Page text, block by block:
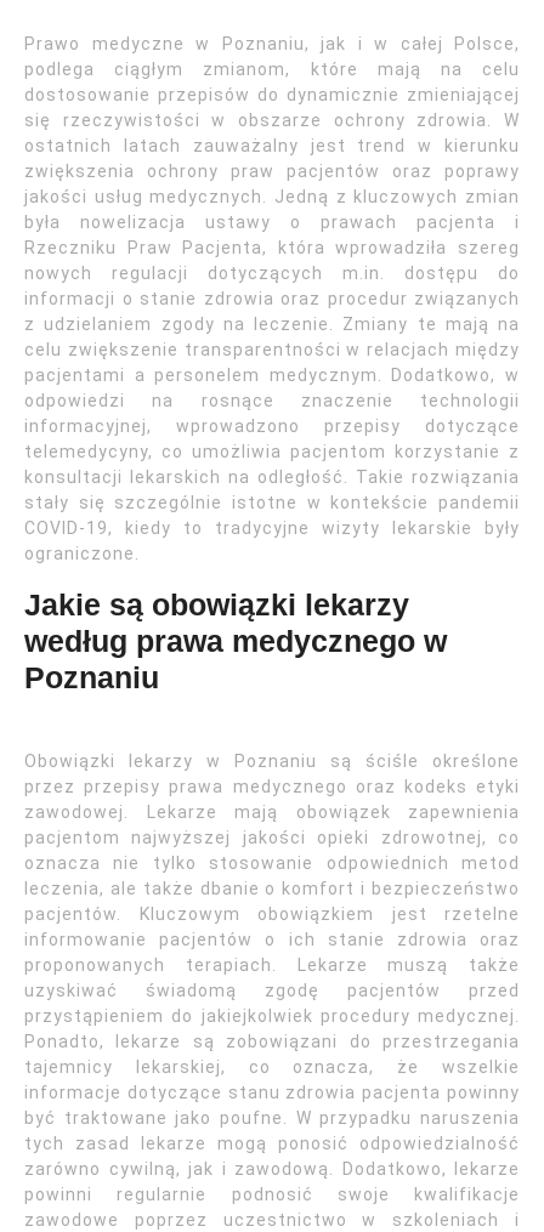
Prawo medyczne w Poznaniu, jak i w całej Polsce,
podlega ciągłym zmianom, które mają na celu
dostosowanie przepisów do dynamicznie zmieniającej
się rzeczywistości w obszarze ochrony zdrowia. W
ostatnich latach zauważalny jest trend w kierunku
zwiększenia ochrony praw pacjentów oraz poprawy
jakości usług medycznych. Jedną z kluczowych zmian
była nowelizacja ustawy o prawach pacjenta i
Rzeczniku Praw Pacjenta, która wprowadziła szereg
nowych regulacji dotyczących m.in. dostępu do
informacji o stanie zdrowia oraz procedur związanych
z udzielaniem zgody na leczenie. Zmiany te mają na
celu zwiększenie transparentności w relacjach między
pacjentami a personelem medycznym. Dodatkowo, w
odpowiedzi na rosnące znaczenie technologii
informacyjnej, wprowadzono przepisy dotyczące
telemedycyny, co umożliwia pacjentom korzystanie z
konsultacji lekarskich na odległość. Takie rozwiązania
stały się szczególnie istotne w kontekście pandemii
COVID-19, kiedy to tradycyjne wizyty lekarskie były
ograniczone.
Jakie są obowiązki lekarzy
według prawa medycznego w
Poznaniu
Obowiązki lekarzy w Poznaniu są ściśle określone
przez przepisy prawa medycznego oraz kodeks etyki
zawodowej. Lekarze mają obowiązek zapewnienia
pacjentom najwyższej jakości opieki zdrowotnej, co
oznacza nie tylko stosowanie odpowiednich metod
leczenia, ale także dbanie o komfort i bezpieczeństwo
pacjentów. Kluczowym obowiązkiem jest rzetelne
informowanie pacjentów o ich stanie zdrowia oraz
proponowanych terapiach. Lekarze muszą także
uzyskiwać świadomą zgodę pacjentów przed
przystąpieniem do jakiejkolwiek procedury medycznej.
Ponadto, lekarze są zobowiązani do przestrzegania
tajemnicy lekarskiej, co oznacza, że wszelkie
informacje dotyczące stanu zdrowia pacjenta powinny
być traktowane jako poufne. W przypadku naruszenia
tych zasad lekarze mogą ponosić odpowiedzialność
zarówno cywilną, jak i zawodową. Dodatkowo, lekarze
powinni regularnie podnosić swoje kwalifikacje
zawodowe poprzez uczestnictwo w szkoleniach i